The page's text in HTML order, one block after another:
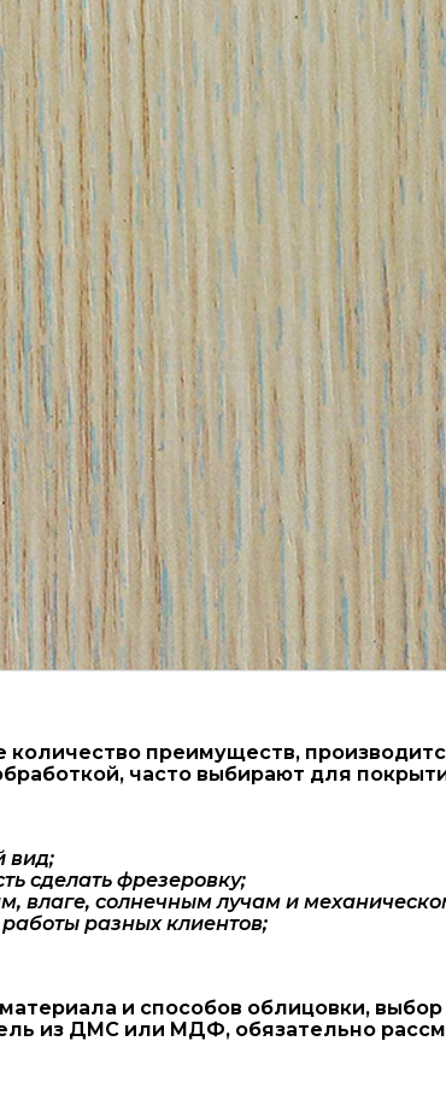
преимуществ,
часто выбирают для
вид;
сделать фрезеровку;
влаге, солнечным лучам и
разных клиентов;
и способов облицовки,
из ДМС или МДФ, обязательно